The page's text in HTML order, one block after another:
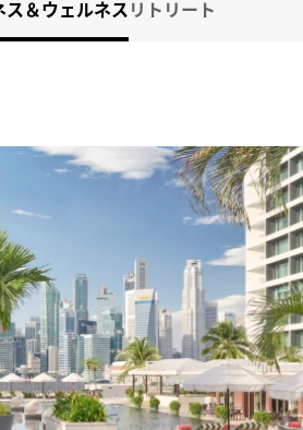
ス＆ウェルネス リトリート